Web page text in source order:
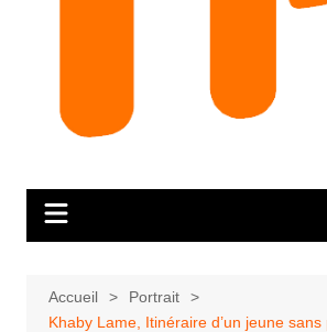
Accueil
Portrait
Khaby Lame, Itinéraire d’un jeune